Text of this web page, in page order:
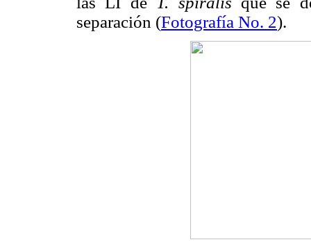
separación (Fotografía No. 2).